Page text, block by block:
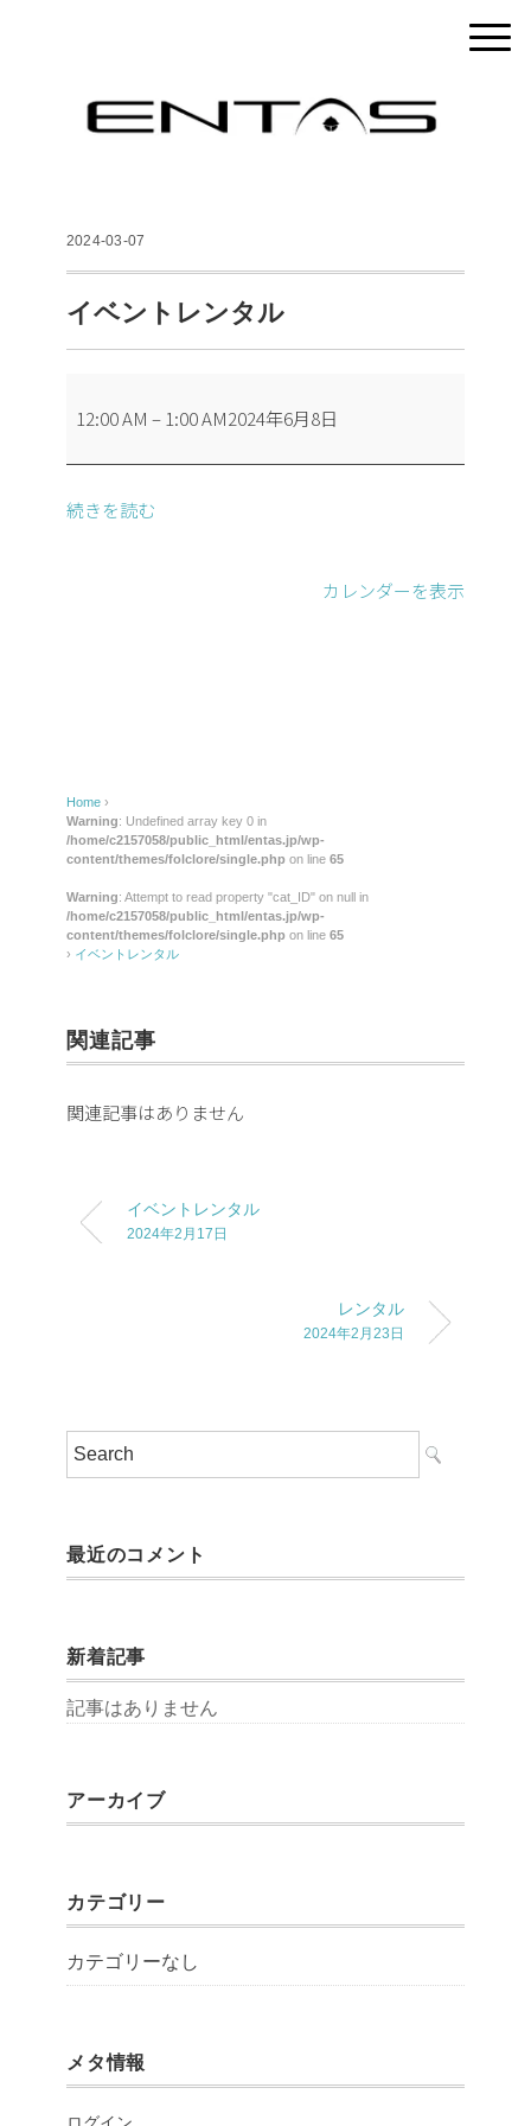
2024-03-07
イベントレンタル
ベ
ン
12:00 AM – 1:00 AM2024年6月8日
続きを読む
カレンダーを表示
Home ›
Warning: Undefined array key 0 in
/home/c2157058/public_html/entas.jp/wp-
content/themes/folclore/single.php on line 65
Warning: Attempt to read property "cat_ID" on null in
/home/c2157058/public_html/entas.jp/wp-
content/themes/folclore/single.php on line 65
› イベントレンタル
関連記事
関連記事はありません
イベントレンタル
2024年2月17日
レンタル
2024年2月23日
最近のコメント
新着記事
記事はありません
アーカイブ
カテゴリー
カテゴリーなし
メタ情報